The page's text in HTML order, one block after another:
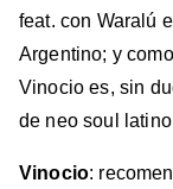
feat. con Waralú
Argentino; y
Vinocio es, sin
de neo soul
Vinocio: